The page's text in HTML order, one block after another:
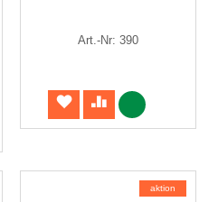
Art.-Nr: 390
aktion